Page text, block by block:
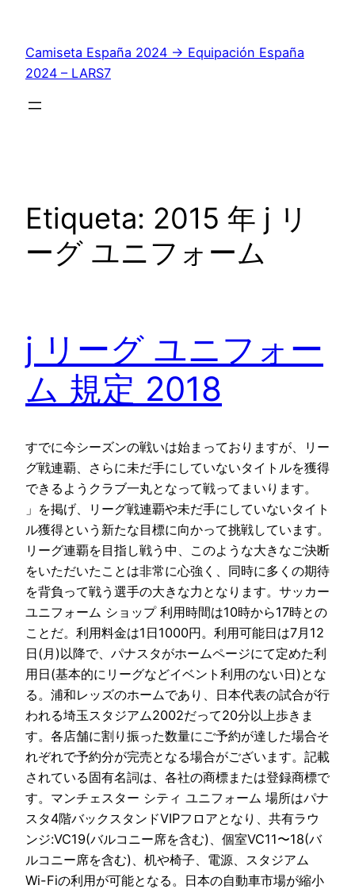
contenido
Camiseta España 2024 → Equipación España
2024 – LARS7
Etiqueta: 2015 年 j リ
ーグ ユニフォーム
j リーグ ユニフォー
ム 規定 2018
すでに今シーズンの戦いは始まっておりますが、リー
グ戦連覇、さらに未だ手にしていないタイトルを獲得
できるようクラブ一丸となって戦ってまいります。
」を掲げ、リーグ戦連覇や未だ手にしていないタイト
ル獲得という新たな目標に向かって挑戦しています。
リーグ連覇を目指し戦う中、このような大きなご決断
をいただいたことは非常に心強く、同時に多くの期待
を背負って戦う選手の大きな力となります。サッカー
ユニフォーム ショップ 利用時間は10時から17時との
ことだ。利用料金は1日1000円。利用可能日は7月12
日(月)以降で、パナスタがホームページにて定めた利
用日(基本的にリーグなどイベント利用のない日)とな
る。浦和レッズのホームであり、日本代表の試合が行
われる埼玉スタジアム2002だって20分以上歩きま
す。各店舗に割り振った数量にご予約が達した場合そ
れぞれで予約分が完売となる場合がございます。記載
されている固有名詞は、各社の商標または登録商標で
す。マンチェスター シティ ユニフォーム 場所はパナ
スタ4階バックスタンドVIPフロアとなり、共有ラウ
ンジ:VC19(バルコニー席を含む)、個室VC11〜18(バ
ルコニー席を含む)、机や椅子、電源、スタジアム
Wi-Fiの利用が可能となる。日本の自動車市場が縮小